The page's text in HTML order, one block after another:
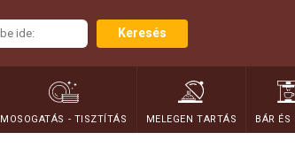
Keresés
MOSOGATÁS - TISZTÍTÁS MELEGEN TARTÁS BÁR ÉS